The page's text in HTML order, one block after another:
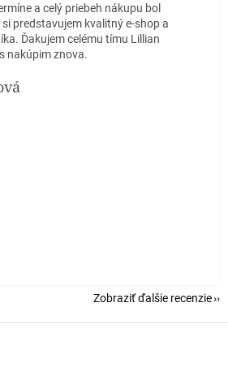
a celý priebeh nákupu bol
predstavujem kvalitný e-shop a
Ďakujem celému tímu Lillian
nakúpim znova.
z 5 hviezdičiek.
z 5 hviezdičiek.
z 5 hviezdičiek.
Zobraziť ďalšie recenzie